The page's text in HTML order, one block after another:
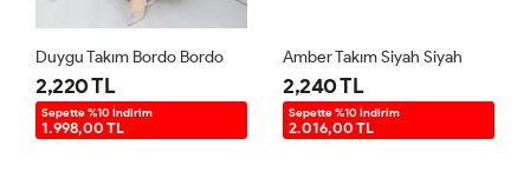
Duygu Takım Bordo Bordo
2,220 TL
Sepette %10 İndirim
1.998,00 TL
Amber Takım Siyah Siyah
2,240 TL
Sepette %10 İndirim
2.016,00 TL